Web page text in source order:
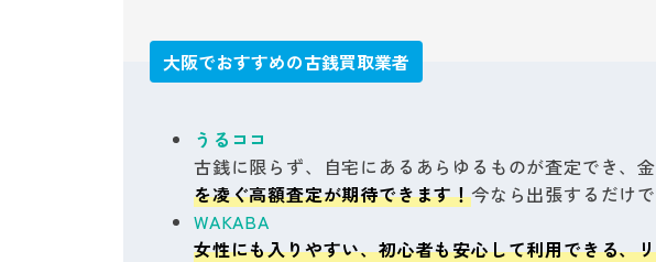
大阪でおすすめの古銭買取業者
うるココ
古銭に限らず、自宅にあるあらゆるものが査定でき、
を凌ぐ高額査定が期待できます！今なら出張するだけで
WAKABA
女性にも入りやすい、初心者も安心して利用できる、